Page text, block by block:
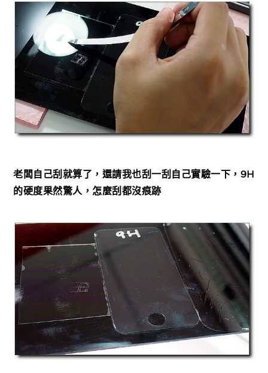
老闆自己刮就算了，還請我也刮一刮自己實驗一下，9H
的硬度果然驚人，怎麼刮都沒痕跡